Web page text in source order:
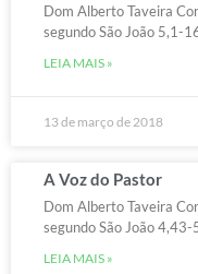
Dom Alberto Taveira
segundo São João 5,1-
LEIA MAIS »
13 de março de 2018
A Voz do Pastor
Dom Alberto Taveira
segundo São João 4,43-
LEIA MAIS »